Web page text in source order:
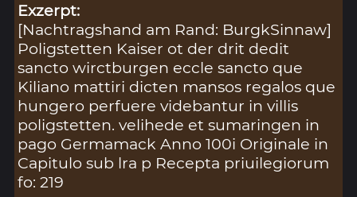
Exzerpt:
[Nachtragshand am Rand: BurgkSinnaw]
Poligstetten Kaiser ot der drit dedit
sancto wirctburgen eccle sancto que
Kiliano mattiri dicten mansos regalos que
hungero perfuere videbantur in villis
poligstetten. velihede et sumaringen in
pago Germamack Anno 100i Originale in
Capitulo sub lra p Recepta priuilegiorum
fo: 219